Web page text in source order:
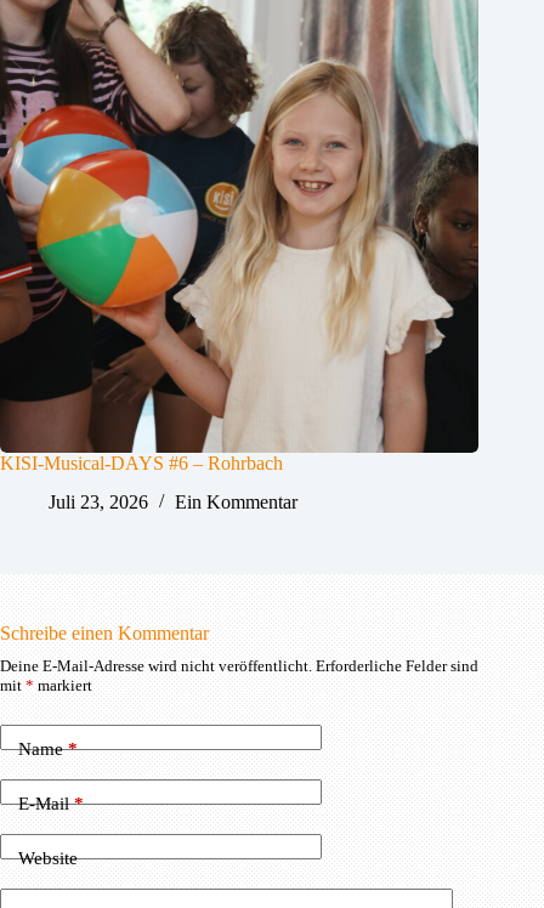
KISI-Musical-DAYS #6 – Rohrbach
Juli 23, 2026
Ein Kommentar
Schreibe einen Kommentar
Deine E-Mail-Adresse wird nicht veröffentlicht. Erforderliche Felder sind
mit*markiert
Name*
E-Mail*
Website